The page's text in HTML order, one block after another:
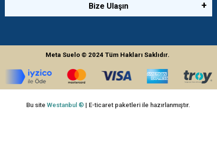
Bize Ulaşın
Meta Suelo © 2024Tüm Hakları Saklıdır.
Bu siteWestanbul ® | E-ticaret paketleri ile hazırlanmıştır.